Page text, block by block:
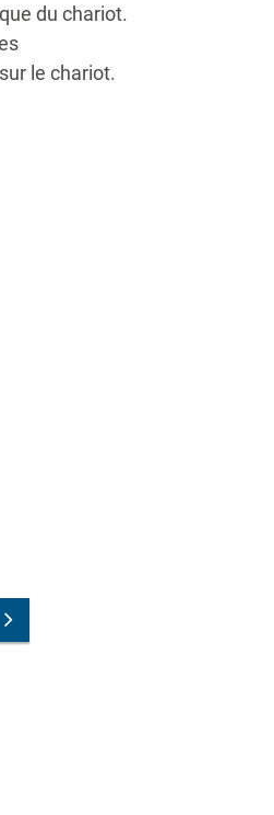
du chariot.
le chariot.